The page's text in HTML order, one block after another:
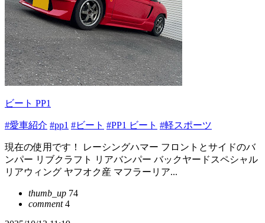
ビート PP1
#愛車紹介 #pp1 #ビート #PP1 ビート #軽スポーツ
現在の使用です！ レーシングハマー フロントとサイドのバ
ンパー リブクラフト リアバンパー バックヤードスペシャル
リアウィング ヤフオク産 マフラーリア...
thumb_up 74
comment4